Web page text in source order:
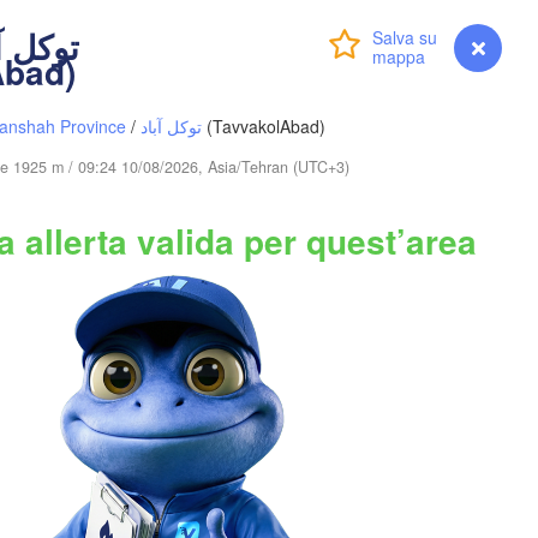
Accedi myVentusky Previsione
Province /توکل آباد (TavvakolAbad)
1925 m / 09:24 10/08/2026, Asia/Tehran (UTC+3)
allerta valida per quest’area
(Kabul)
راولپنڈی
(Rawalpindi)
(Gujranwala)
پشاور‎
(Peshawar)
(Saybagh)
سرگودھا
(Sargodha)
قندوز
غوریوالہ
(Ghoriwala)
ملتان
(Multan)
ڈیرہ اسماعیل خان
(Dera Ismail Khan)
PAKISTAN